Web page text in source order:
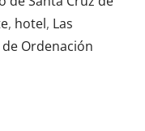
, hotel, Las
Ordenación